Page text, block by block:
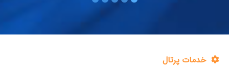
خدمات پرتال